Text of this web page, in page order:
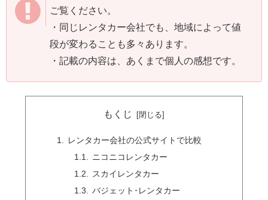
ご覧ください。
・同じレンタカー会社でも、地域によって値
段が変わることも多々あります。
・記載の内容は、あくまで個人の感想です。
もくじ
レンタカー会社の公式サイトで比較
ニコニコレンタカー
スカイレンタカー
バジェット･レンタカー